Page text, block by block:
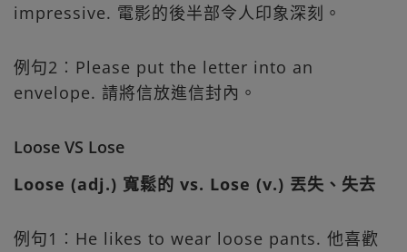
impressive. 電影的後半部令人印象深刻。
例句2︰Please put the letter into an
envelope. 請將信放進信封內。
Loose VS Lose
Loose (adj.) 寬鬆的 vs. Lose (v.) 丟失、失去
例句1︰He likes to wear loose pants. 他喜歡